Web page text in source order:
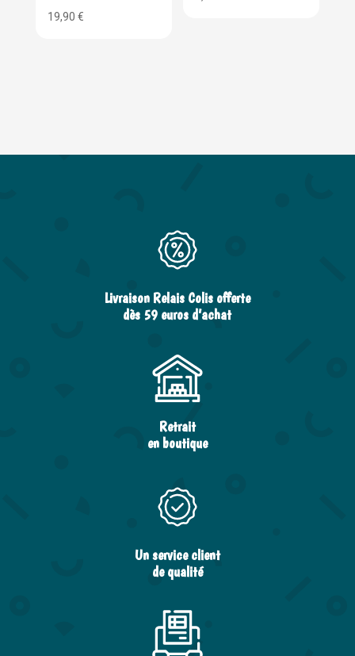
19,90 €
Livraison Relais Colis offerte
dès 59 euros d’achat
Retrait
en boutique
Un service client
de qualité